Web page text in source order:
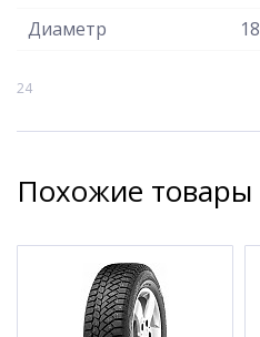
Диаметр
18
24
Похожие товары